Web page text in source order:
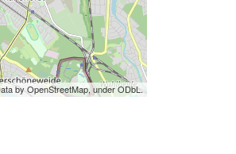
by OpenStreetMap, under ODbL.